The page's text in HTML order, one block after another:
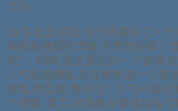
方向.
但,在这里,假如,你已经拥有了人
网易和搜狐的博客,不想放弃换了
呢? 呵呵,我这里还有一个选择.
人气旺的博客,另外再申请一个其
博客,然后呢,用你这个人气旺盛的
个博客, 其实,这根做友情链接有